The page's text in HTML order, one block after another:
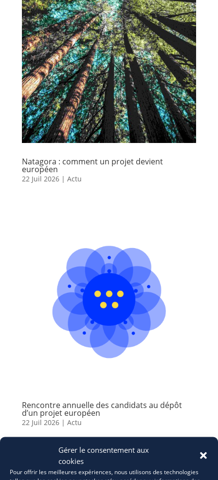
Gérer le consentement aux
cookies
Pour offrir les meilleures expériences, nous utilisons des technologies
Natagora : comment un projet devient
européen
22 Juil 2026| Actu
Rencontre annuelle des candidats au dépôt
d’un projet européen
22 Juil 2026| Actu